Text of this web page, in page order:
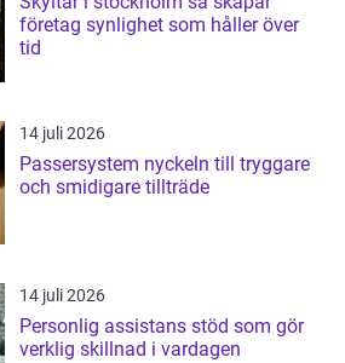
företag synlighet som håller över
tid
14 juli 2026
Passersystem nyckeln till tryggare
och smidigare tillträde
14 juli 2026
Personlig assistans stöd som gör
verklig skillnad i vardagen